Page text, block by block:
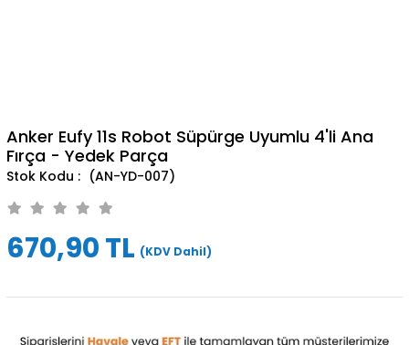
Anker Eufy 11s Robot Süpürge Uyumlu 4'li Ana
Fırça - Yedek Parça
(AN-YD-007)
670,90 TL (KDV Dahil)